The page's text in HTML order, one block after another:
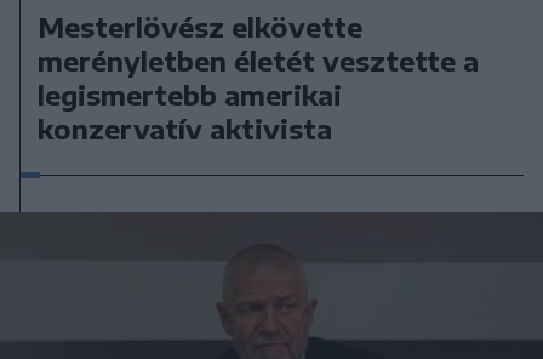
Mesterlövész elkövette
merényletben életét vesztette a
legismertebb amerikai
konzervatív aktivista